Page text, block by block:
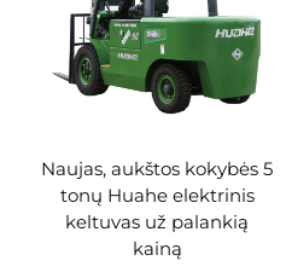
Naujas, aukštos kokybės 5
tonų Huahe elektrinis
keltuvas už palankią
kainą